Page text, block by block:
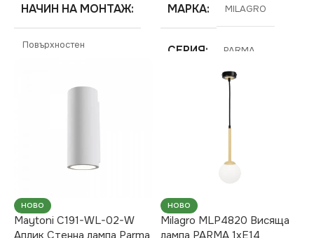
НАЧИН НА МОНТАЖ
Повърхностен
PARMA
ЦОКЪЛ
МАРКА MILAGRO
СЕРИЯ PARMA
НАПРЕЖЕНИЕ (V)
E14
СТЕПЕН НА ЗАЩИТА
НОВО
Maytoni C191-WL-02-W
НОВО
Milagro MLP4820 Висяща